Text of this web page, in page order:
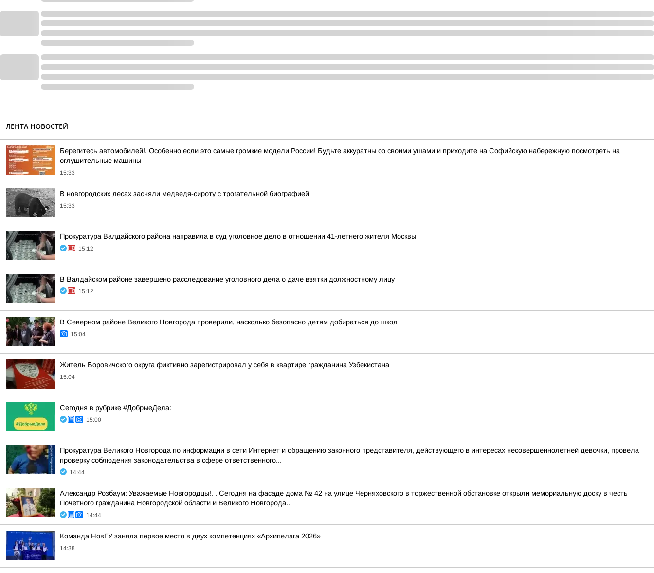
ЛЕНТА НОВОСТЕЙ
Берегитесь автомобилей!. Особенно если это самые громкие модели России! Будьте аккуратны со своими ушами и приходите на Софийскую набережную посмотреть на
оглушительные машины
15:33
В новгородских лесах засняли медведя-сироту с трогательной биографией
15:33
Прокуратура Валдайского района направила в суд уголовное дело в отношении 41-летнего жителя Москвы
15:12
В Валдайском районе завершено расследование уголовного дела о даче взятки должностному лицу
15:12
В Северном районе Великого Новгорода проверили, насколько безопасно детям добираться до школ
15:04
Житель Боровичского округа фиктивно зарегистрировал у себя в квартире гражданина Узбекистана
15:04
Сегодня в рубрике #ДобрыеДела:
15:00
Прокуратура Великого Новгорода по информации в сети Интернет и обращению законного представителя, действующего в интересах несовершеннолетней девочки, провела
проверку соблюдения законодательства в сфере ответственного...
14:44
Александр Розбаум: Уважаемые Новгородцы!. . Сегодня на фасаде дома № 42 на улице Черняховского в торжественной обстановке открыли мемориальную доску в честь
Почётного гражданина Новгородской области и Великого Новгорода...
14:44
Команда НовГУ заняла первое место в двух компетенциях «Архипелага 2026»
14:38